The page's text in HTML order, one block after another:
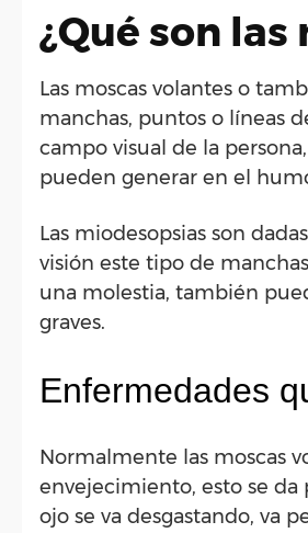
¿Qué son
Las moscas volantes o
manchas, puntos o líneas
campo visual de la
pueden generar en el
Las miodesopsias son
visión este tipo de
una molestia, también
graves.
Enfermedades
Normalmente las moscas
envejecimiento, esto se da
ojo se va desgastando, va